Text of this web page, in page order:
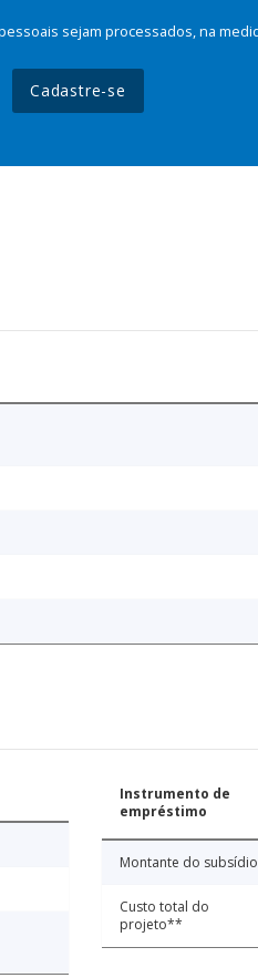
sejam processados, na
Cadastre-se
Instrumento de
empréstimo
Montante do subsídio
Custo total do
projeto**